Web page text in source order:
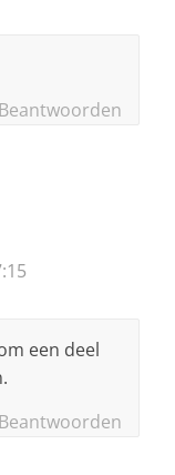
Beantwoorden
een deel
Beantwoorden